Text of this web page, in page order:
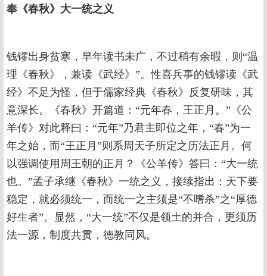
奉《春秋》大一统之义
钱镠出身贫寒，早年读书未广，不过稍有余暇，则“温
理《春秋》，兼读《武经》”。性喜兵事的钱镠读《武
经》不足为怪，但于儒家经典《春秋》反复研味，其
意深长。《春秋》开篇道：“元年春，王正月。”《公
羊传》对此释曰：“元年”乃君主即位之年，“春”为一
年之始，而“王正月”则系周天子所定之历法正月。何
以强调使用周王朝的正月？《公羊传》答曰：“大一统
也。”孟子承继《春秋》一统之义，接续指出：天下要
稳定，就必须统一，而统一之主须是“不嗜杀”之“厚德
好生者”。显然，“大一统”不仅是领土的并合，更须历
法一源，制度共贯，德教同风。